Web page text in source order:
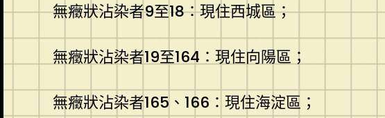
無癥狀沾染者9至18：現住西城區；
無癥狀沾染者19至164：現住向陽區；
無癥狀沾染者165、166：現住海淀區；